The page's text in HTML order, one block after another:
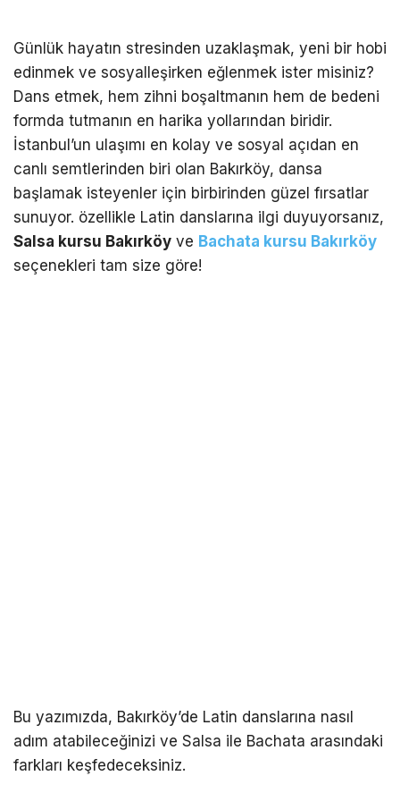
Günlük hayatın stresinden uzaklaşmak, yeni bir hobi
edinmek ve sosyalleşirken eğlenmek ister misiniz?
Dans etmek, hem zihni boşaltmanın hem de bedeni
formda tutmanın en harika yollarından biridir.
İstanbul’un ulaşımı en kolay ve sosyal açıdan en
canlı semtlerinden biri olan Bakırköy, dansa
başlamak isteyenler için birbirinden güzel fırsatlar
sunuyor. özellikle Latin danslarına ilgi duyuyorsanız,
Salsa kursu Bakırköy ve Bachata kursu Bakırköy
seçenekleri tam size göre!
Bu yazımızda, Bakırköy’de Latin danslarına nasıl
adım atabileceğinizi ve Salsa ile Bachata arasındaki
farkları keşfedeceksiniz.